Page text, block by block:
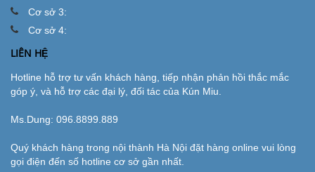
Cơ sở 3:
Cơ sở 4:
LIÊN HỆ
Hotline hỗ trợ tư vấn khách hàng, tiếp nhận phản hồi thắc mắc
góp ý, và hỗ trợ các đại lý, đối tác của Kún Miu.
Ms.Dung: 096.8899.889
Quý khách hàng trong nội thành Hà Nội đặt hàng online vui lòng
gọi điện đến số hotline cơ sở gần nhất.